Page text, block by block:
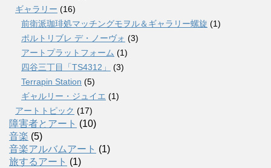
ギャラリー (16)
前衛派珈琲処マッチングモヲル＆ギャラリー螺旋 (1)
ポルトリブレ デ・ノーヴォ (3)
アートプラットフォーム (1)
四谷三丁目「TS4312」
(3)
Terrapin Station (5)
ギャルリー・ジュイエ (1)
アートトピック (17)
障害者とアート (10)
音楽 (5)
音楽アルバムアート (1)
旅するアート (1)